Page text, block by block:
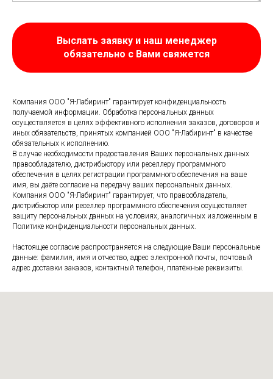
Выслать заявку и наш менеджер
обязательно с Вами свяжется
Компания ООО "Я-Лабиринт" гарантирует конфиденциальность
получаемой информации. Обработка персональных данных
осуществляется в целях эффективного исполнения заказов, договоров и
иных обязательств, принятых компанией ООО "Я-Лабиринт" в качестве
обязательных к исполнению.
В случае необходимости предоставления Ваших персональных данных
правообладателю, дистрибьютору или реселлеру программного
обеспечения в целях регистрации программного обеспечения на ваше
имя, вы даёте согласие на передачу ваших персональных данных.
Компания ООО "Я-Лабиринт" гарантирует, что правообладатель,
дистрибьютор или реселлер программного обеспечения осуществляет
защиту персональных данных на условиях, аналогичных изложенным в
Политике конфиденциальности персональных данных.
Настоящее согласие распространяется на следующие Ваши персональные
данные: фамилия, имя и отчество, адрес электронной почты, почтовый
адрес доставки заказов, контактный телефон, платёжные реквизиты.